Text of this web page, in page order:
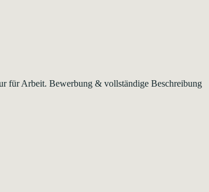
für Arbeit. Bewerbung & vollständige Beschreibung